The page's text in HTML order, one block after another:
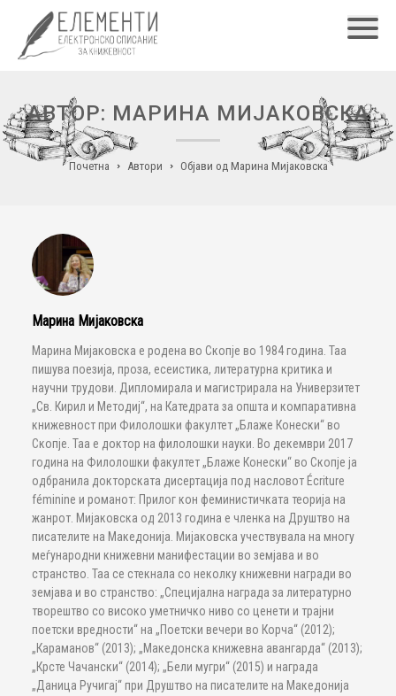
АВТОР: МАРИНА МИЈАКОВСКА
Почетна Автори Објави од Марина Мијаковска
Марина Мијаковска
Марина Мијаковска е родена во Скопје во 1984 година. Таа
пишува поезија, проза, есеистика, литературна критика и
научни трудови. Дипломирала и магистрирала на Универзитет
„Св. Кирил и Методиј“, на Катедрата за општа и компаративна
книжевност при Филолошки факултет „Блаже Конески“ во
Скопје. Таа е доктор на филолошки науки. Во декември 2017
година на Филолошки факултет „Блаже Конески“ во Скопје ја
одбранила докторската дисертација под насловот Écriture
féminine и романот: Прилог кон феминистичката теорија на
жанрот. Мијаковска од 2013 година е членка на Друштво на
писателите на Македонија. Мијаковска учествувала на многу
меѓународни книжевни манифестации во земјава и во
странство. Таа се стекнала со неколку книжевни награди во
земјава и во странство: „Специјална награда за литературно
творештво со високо уметничко ниво со ценети и трајни
поетски вредности“ на „Поетски вечери во Корча“ (2012);
„Караманов“ (2013); „Македонска книжевна авангарда“ (2013);
„Крсте Чачански“ (2014); „Бели мугри“ (2015) и награда
„Даница Ручигај“ при Друштво на писателите на Македонија